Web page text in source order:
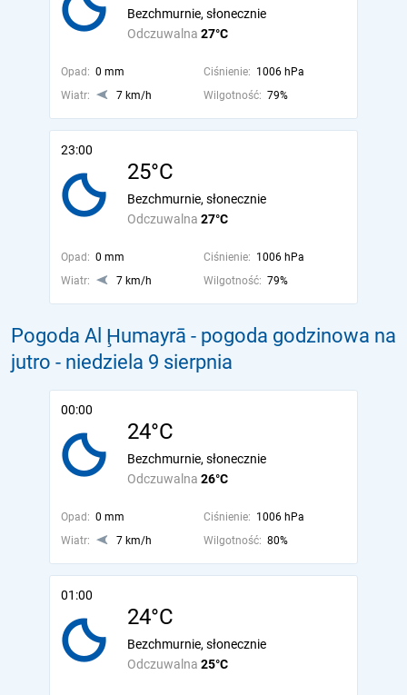
Odczuwalna 27°C
Bezchmurnie, słonecznie
Opad: 0 mm Ciśnienie: 1006 hPa
Wiatr:
7 km/h Wilgotność: 79%
23:00
25°C
Odczuwalna 27°C
Bezchmurnie, słonecznie
Opad: 0 mm Ciśnienie: 1006 hPa
Wiatr:
7 km/h Wilgotność: 79%
Pogoda Al Ḩumayrā - pogoda godzinowa na
jutro - niedziela 9 sierpnia
00:00
24°C
Odczuwalna 26°C
Bezchmurnie, słonecznie
Opad: 0 mm Ciśnienie: 1006 hPa
Wiatr:
7 km/h Wilgotność: 80%
01:00
24°C
Odczuwalna 25°C
Bezchmurnie, słonecznie